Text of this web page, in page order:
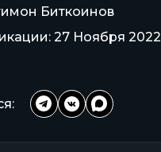
Биткоинов
27 Ноября 2022